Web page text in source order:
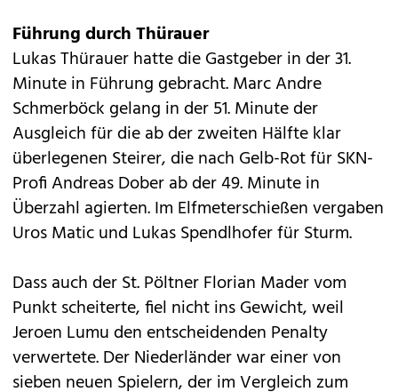
Führung durch Thürauer
Lukas Thürauer hatte die Gastgeber in der 31.
Minute in Führung gebracht. Marc Andre
Schmerböck gelang in der 51. Minute der
Ausgleich für die ab der zweiten Hälfte klar
überlegenen Steirer, die nach Gelb-Rot für SKN-
Profi Andreas Dober ab der 49. Minute in
Überzahl agierten. Im Elfmeterschießen vergaben
Uros Matic und Lukas Spendlhofer für Sturm.
Dass auch der St. Pöltner Florian Mader vom
Punkt scheiterte, fiel nicht ins Gewicht, weil
Jeroen Lumu den entscheidenden Penalty
verwertete. Der Niederländer war einer von
sieben neuen Spielern, der im Vergleich zum